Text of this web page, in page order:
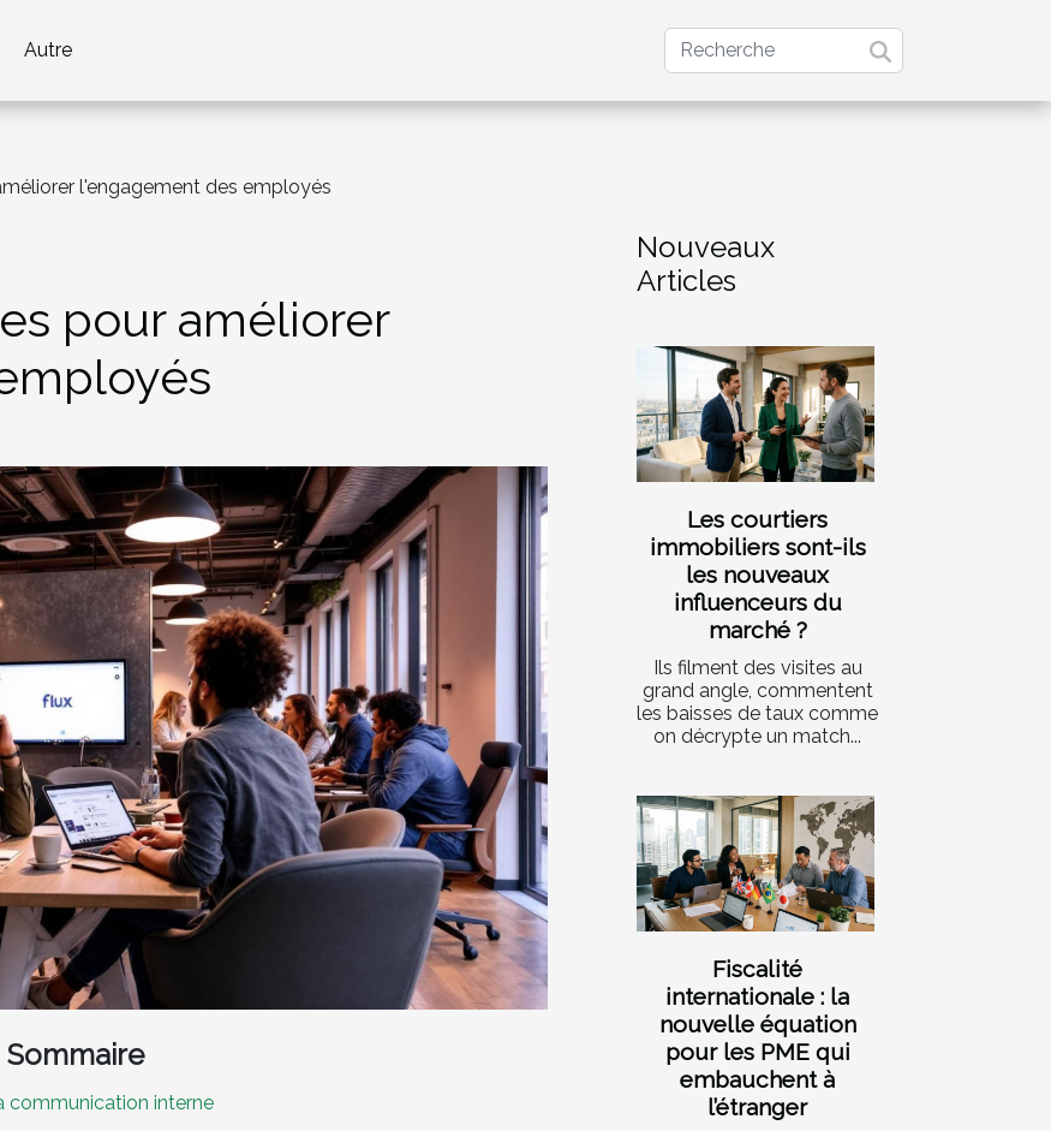
Autre
l'engagement des employés
pour améliorer
Sommaire
communication interne
Nouveaux
Articles
Les courtiers
immobiliers sont-ils
les nouveaux
influenceurs du
marché ?
Ils filment des visites au
grand angle, commentent
les baisses de taux comme
on décrypte un match...
Fiscalité
internationale : la
nouvelle équation
pour les PME qui
embauchent à
l’étranger